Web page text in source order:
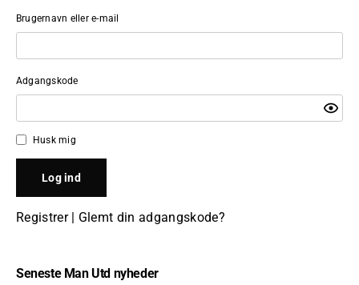
Brugernavn eller e-mail
Adgangskode
Husk mig
Registrer| Glemt din adgangskode?
Seneste Man Utd nyheder